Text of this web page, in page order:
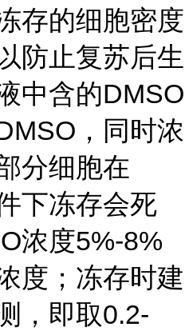
存的细胞密度
防止复苏后生
中含的DMSO
，同时浓
分细胞在
下冻存会死
浓度5%-8%
度；冻存时建
，即取0.2-